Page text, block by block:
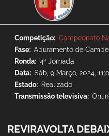
Competição
Campeonato
Fase
Apuramento de
Ronda
4ª Jornada
Data
Sáb, 9 Março, 2024,
Estado
Realizado
Transmissão televisiva
REVIRAVOLTA